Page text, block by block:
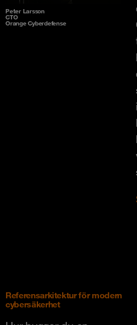
Peter Larsson
CTO
Orange Cyberdefense
Referensarkitektur för modern
cybersäkerhet